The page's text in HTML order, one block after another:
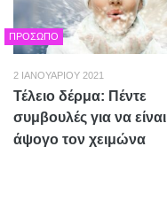
ΠΡΌΣΩΠΟ
2 ΙΑΝΟΥΑΡΊΟΥ 2021
Τέλειο δέρμα: Πέντε
συμβουλές για να είναι
άψογο τον χειμώνα